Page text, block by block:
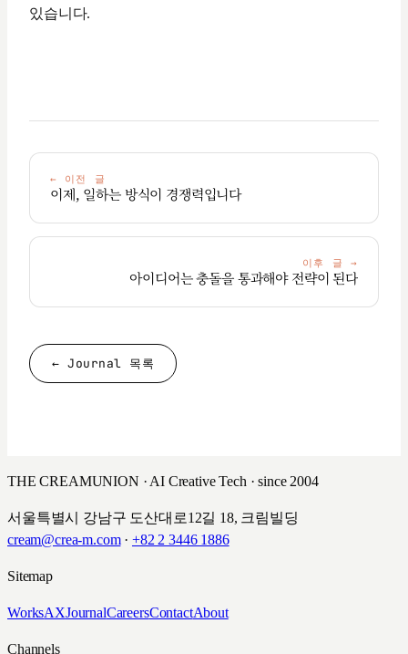
있습니다.
← 이전 글
이제, 일하는 방식이 경쟁력입니다
이후 글 →
아이디어는 충돌을 통과해야 전략이 된다
← Journal 목록
THE CREAMUNION · AI Creative Tech · since 2004
서울특별시 강남구 도산대로12길 18, 크림빌딩
cream@crea-m.com· +82 2 3446 1886
Sitemap
WorksAXJournalCareersContactAbout
Channels